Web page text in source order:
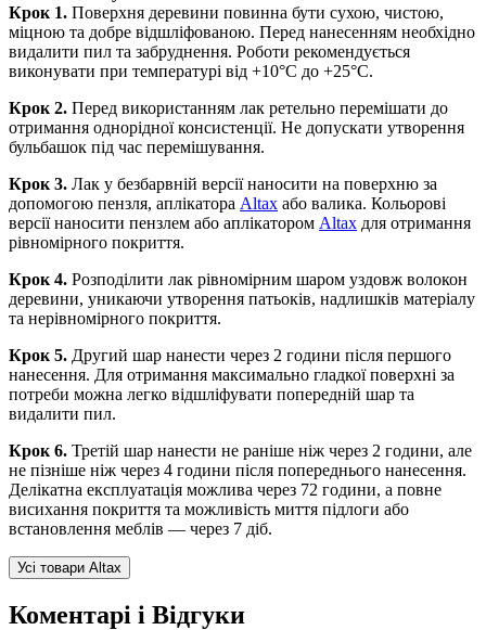
Крок 1. Поверхня деревини повинна бути сухою, чистою,
міцною та добре відшліфованою. Перед нанесенням необхідно
видалити пил та забруднення. Роботи рекомендується
виконувати при температурі від +10°С до +25°С.
Крок 2. Перед використанням лак ретельно перемішати до
отримання однорідної консистенції. Не допускати утворення
бульбашок під час перемішування.
Крок 3. Лак у безбарвній версії наносити на поверхню за
допомогою пензля, аплікатора Altax або валика. Кольорові
версії наносити пензлем або аплікатором Altax для отримання
рівномірного покриття.
Крок 4. Розподілити лак рівномірним шаром уздовж волокон
деревини, уникаючи утворення патьоків, надлишків матеріалу
та нерівномірного покриття.
Крок 5. Другий шар нанести через 2 години після першого
нанесення. Для отримання максимально гладкої поверхні за
потреби можна легко відшліфувати попередній шар та
видалити пил.
Крок 6. Третій шар нанести не раніше ніж через 2 години, але
не пізніше ніж через 4 години після попереднього нанесення.
Делікатна експлуатація можлива через 72 години, а повне
висихання покриття та можливість миття підлоги або
встановлення меблів — через 7 діб.
Усі товари Altax
Коментарі і Відгуки